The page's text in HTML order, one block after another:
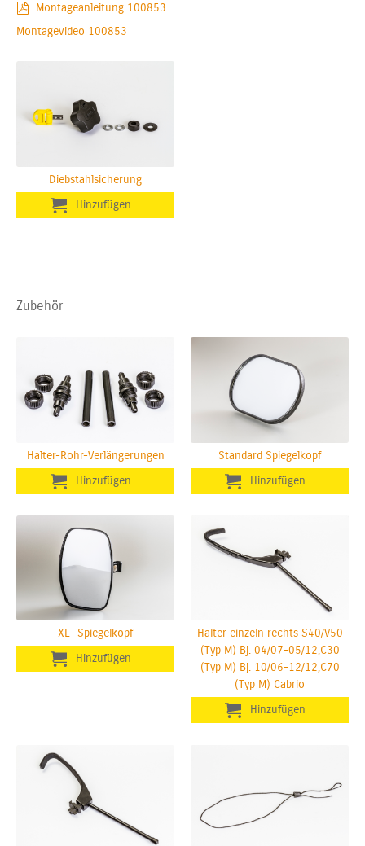
Montageanleitung 100853
Montagevideo 100853
Diebstahlsicherung
Zubehör
Halter-Rohr-Verlängerungen Standard Spiegelkopf
XL- Spiegelkopf
Halter einzeln rechts S40/V50
(Typ M) Bj. 04/07-05/12,C30
(Typ M) Bj. 10/06-12/12,C70
(Typ M) Cabrio